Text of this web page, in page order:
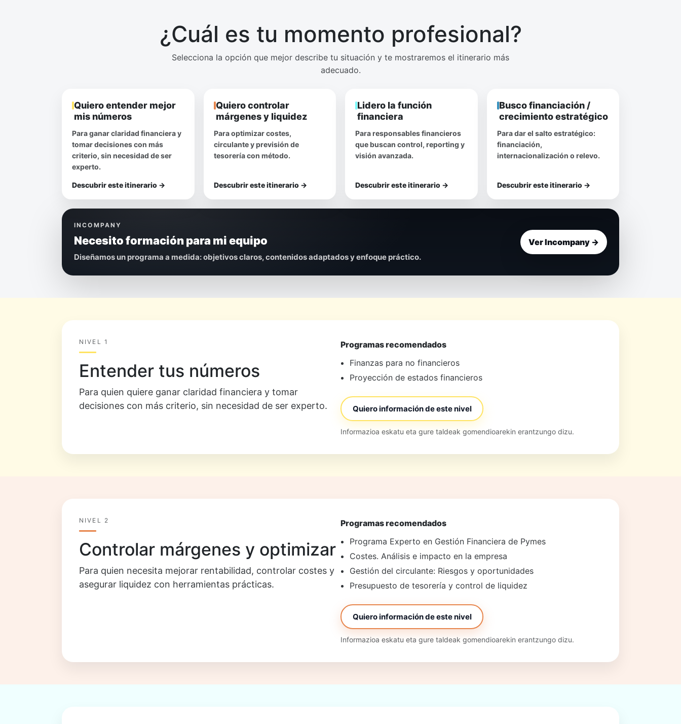
¿Cuál es tu momento profesional?
Selecciona la opción que mejor describe tu situación y te mostraremos el itinerario más
adecuado.
Quiero entender mejor
mis números
Para ganar claridad financiera y
tomar decisiones con más
criterio, sin necesidad de ser
experto.
Descubrir este itinerario →
Quiero controlar
márgenes y liquidez
Para optimizar costes,
circulante y previsión de
tesorería con método.
Descubrir este itinerario →
Lidero la función
financiera
Para responsables financieros
que buscan control, reporting y
visión avanzada.
Descubrir este itinerario →
Busco financiación /
crecimiento estratégico
Para dar el salto estratégico:
financiación,
internacionalización o relevo.
Descubrir este itinerario →
INCOMPANY
Necesito formación para mi equipo
Diseñamos un programa a medida: objetivos claros, contenidos adaptados y enfoque práctico.
Ver Incompany →
NIVEL 1
Entender tus números
Para quien quiere ganar claridad financiera y tomar
decisiones con más criterio, sin necesidad de ser experto.
Programas recomendados
Finanzas para no financieros
Proyección de estados financieros
Quiero información de este nivel
Informazioa eskatu eta gure taldeak gomendioarekin erantzungo dizu.
NIVEL 2
Controlar márgenes y optimizar
Para quien necesita mejorar rentabilidad, controlar costes y
asegurar liquidez con herramientas prácticas.
Programas recomendados
Programa Experto en Gestión Financiera de Pymes
Costes. Análisis e impacto en la empresa
Gestión del circulante: Riesgos y oportunidades
Presupuesto de tesorería y control de liquidez
Quiero información de este nivel
Informazioa eskatu eta gure taldeak gomendioarekin erantzungo dizu.